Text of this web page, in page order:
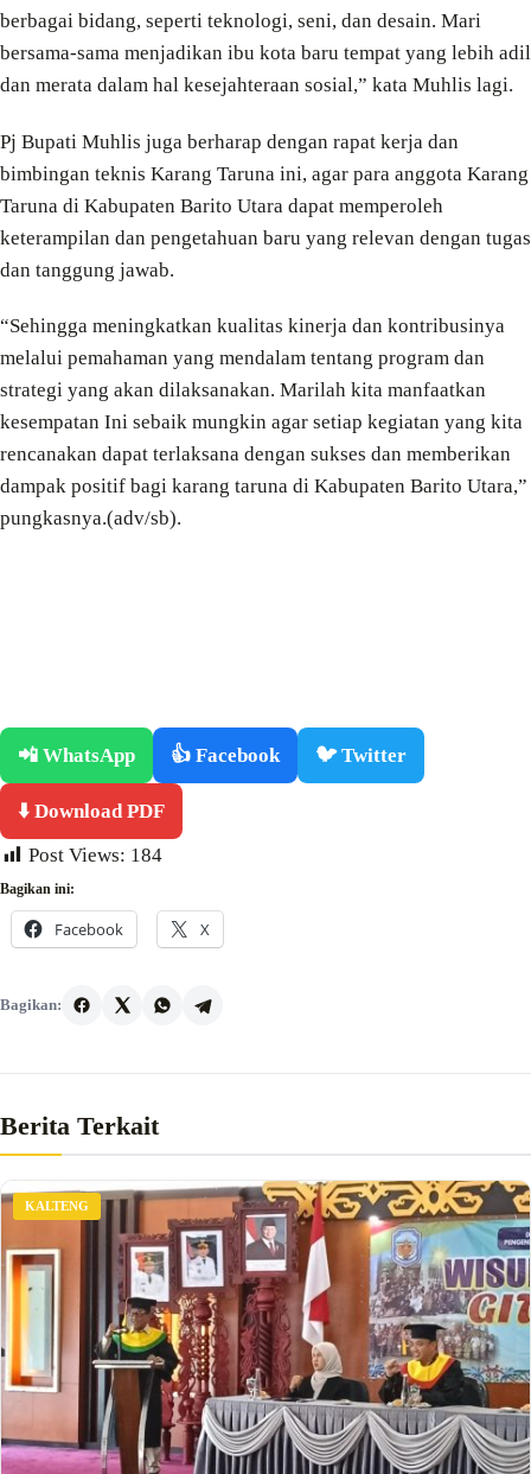
berbagai bidang, seperti teknologi, seni, dan desain. Mari
bersama-sama menjadikan ibu kota baru tempat yang lebih adil
dan merata dalam hal kesejahteraan sosial,” kata Muhlis lagi.
Pj Bupati Muhlis juga berharap dengan rapat kerja dan
bimbingan teknis Karang Taruna ini, agar para anggota Karang
Taruna di Kabupaten Barito Utara dapat memperoleh
keterampilan dan pengetahuan baru yang relevan dengan tugas
dan tanggung jawab.
“Sehingga meningkatkan kualitas kinerja dan kontribusinya
melalui pemahaman yang mendalam tentang program dan
strategi yang akan dilaksanakan. Marilah kita manfaatkan
kesempatan Ini sebaik mungkin agar setiap kegiatan yang kita
rencanakan dapat terlaksana dengan sukses dan memberikan
dampak positif bagi karang taruna di Kabupaten Barito Utara,”
pungkasnya.(adv/sb).
📲 WhatsApp 👍 Facebook 🐦 Twitter
⬇️ Download PDF
Post Views: 184
Bagikan ini:
Facebook X
Bagikan:
Berita Terkait
KALTENG